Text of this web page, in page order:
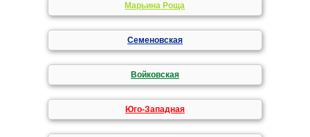
Марьина Роща
Семеновская
Войковская
Юго-Западная